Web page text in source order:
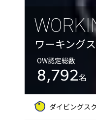
ワーキング
OW認定総数
8,792名
ダイビングス